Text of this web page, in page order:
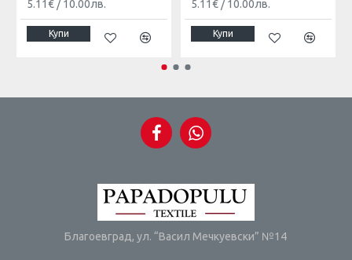
5.11€ /10.00лв.
Купи
5.11€ /10.00лв.
Купи
Благоевград, ул. “Васил Мечкуевски” №14